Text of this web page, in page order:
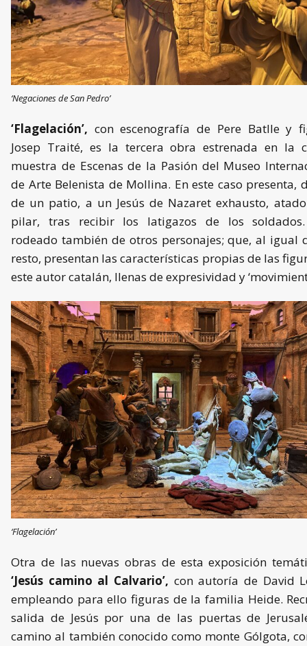
‘Negaciones de San Pedro’
‘Flagelación’, con escenografía de Pere Batlle y
Josep Traité, es la tercera obra estrenada en la
muestra de Escenas de la Pasión del Museo
de Arte Belenista de Mollina. En este caso presenta,
de un patio, a un Jesús de Nazaretexhausto,
pilar, tras recibir los latigazos de los
rodeado también de otros personajes; que, al igual
resto, presentan las características propias de las
este autor catalán, llenas de expresividad y
‘Flagelación’
Otra de las nuevas obras de esta exposición
‘Jesús camino al Calvario’, con autoría de David
empleando para ello figuras de la familia Heide.
salida de Jesús por una de las puertas de
camino al también conocido como monte Gólgota,